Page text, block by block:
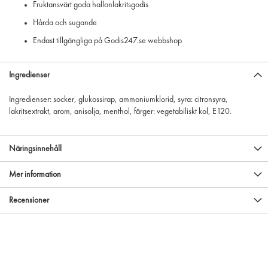
Fruktansvärt goda hallonlakritsgodis
Hårda och sugande
Endast tillgängliga på Godis247.se webbshop
Ingredienser
Ingredienser: socker, glukossirap, ammoniumklorid, syra: citronsyra,
lakritsextrakt, arom, anisolja, menthol, färger: vegetabiliskt kol, E120.
Näringsinnehåll
Mer information
Recensioner